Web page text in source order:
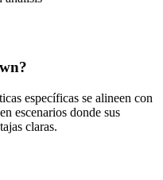
específicas se alineen con
escenarios donde sus
claras.